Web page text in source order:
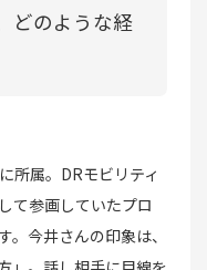
どのような経
所属。DRモビリティ
て参画していたプロ
。今井さんの印象は、